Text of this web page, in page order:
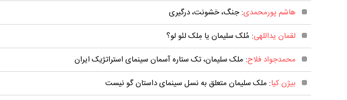
هاشم پورمحمدی: جنگ، خشونت، درگیری
لقمان یداللهی: مُلک سلیمان یا مِلک لئو لو؟
محمدجواد فلاح: ملک سلیمان، تک ستاره آسمان سینمای استراتژیک ایران
بیژن کیا: ملک سلیمان متعلق به نسل سینمای داستان گو نیست